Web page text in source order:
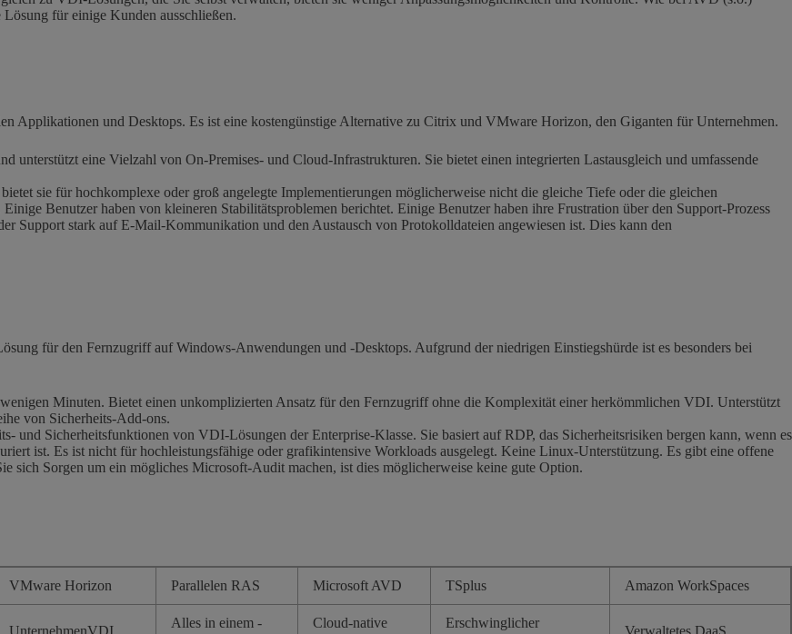
für einige Kunden ausschließen.
Applikationen und Desktops. Es ist eine kostengünstige Alternative zu Citrix und VMware Horizon, den Giganten für Unternehmen.
unterstützt eine Vielzahl von On-Premises- und Cloud-Infrastrukturen. Sie bietet einen integrierten Lastausgleich und umfassende
sie für hochkomplexe oder groß angelegte Implementierungen möglicherweise nicht die gleiche Tiefe oder die gleichen
Benutzer haben von kleineren Stabilitätsproblemen berichtet. Einige Benutzer haben ihre Frustration über den Support-Prozess
Support stark auf E-Mail-Kommunikation und den Austausch von Protokolldateien angewiesen ist. Dies kann den
für den Fernzugriff auf Windows-Anwendungen und -Desktops. Aufgrund der niedrigen Einstiegshürde ist es besonders bei
Minuten. Bietet einen unkomplizierten Ansatz für den Fernzugriff ohne die Komplexität einer herkömmlichen VDI. Unterstützt
von Sicherheits-Add-ons.
und Sicherheitsfunktionen von VDI-Lösungen der Enterprise-Klasse. Sie basiert auf RDP, das Sicherheitsrisiken bergen kann, wenn es
ist. Es ist nicht für hochleistungsfähige oder grafikintensive Workloads ausgelegt. Keine Linux-Unterstützung. Es gibt eine offene
sich Sorgen um ein mögliches Microsoft-Audit machen, ist dies möglicherweise keine gute Option.
VMware Horizon Parallelen RAS Microsoft AVD TSplus Amazon WorkSpaces
UnternehmenVDI
Alles in einem -
Cloud-native
Erschwinglicher
Verwaltetes DaaS